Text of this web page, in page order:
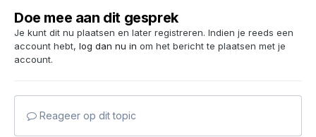
Doe mee aan dit gesprek
Je kunt dit nu plaatsen en later registreren. Indien je reeds een
account hebt, log dan nu in om het bericht te plaatsen met je
account.
Reageer op dit topic